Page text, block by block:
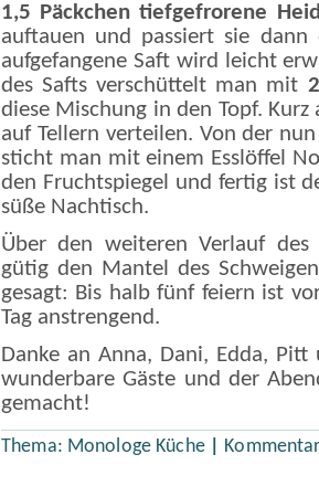
1,5 Päckchen tiefgefrorene
auftauen und passiert sie dann
aufgefangene Saft wird leicht
des Safts verschüttelt man mit
diese Mischung in den Topf.
auf Tellern verteilen. Von der
sticht man mit einem Esslöffel
den Fruchtspiegel und fertig ist
süße Nachtisch.
Über den weiteren Verlauf des
gütig den Mantel des
gesagt: Bis halb fünf feiern ist
Tag anstrengend.
Danke an Anna, Dani, Edda,
wunderbare Gäste und der
gemacht!
Thema: Monologe Küche